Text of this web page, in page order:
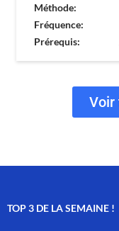
Méthode:
Fréquence:
Prérequis:
Voir
TOP 3 DE LA SEMAINE !